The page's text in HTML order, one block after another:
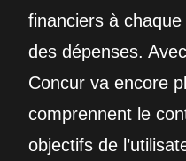
financiers à
des dépenses.
Concur va encore
comprennent le
objectifs de